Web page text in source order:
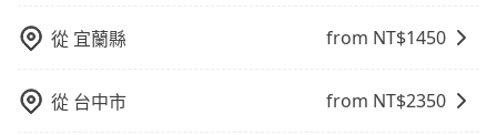
避免影響行車安全，請您務將寵物置入提籠或提袋內。
從 宜蘭縣 from NT$1450
從 台中市 from NT$2350